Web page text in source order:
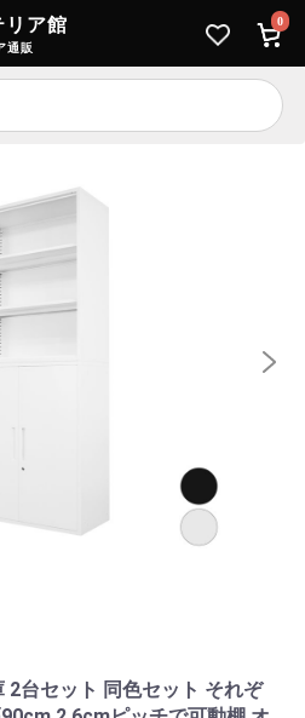
リア館
通販
0
2台セット 同色セット それぞ